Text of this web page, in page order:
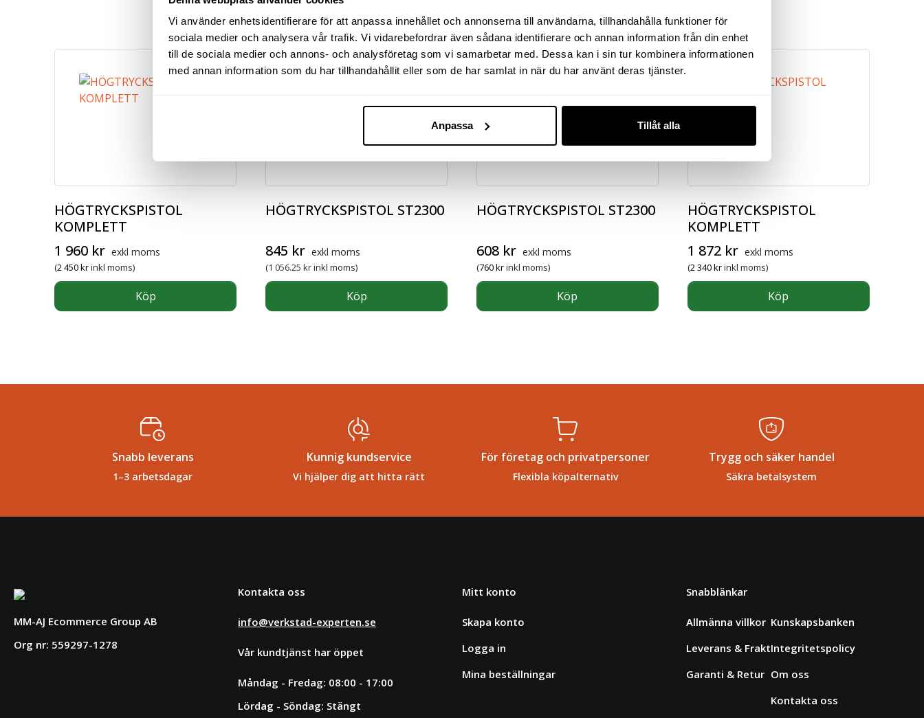
Vi använder enhetsidentifierare för att anpassa innehållet och annonserna till användarna, tillhandahålla funktioner för
sociala medier och analysera vår trafik. Vi vidarebefordrar även sådana identifierare och annan information från din enhet
till de sociala medier och annons- och analysföretag som vi samarbetar med. Dessa kan i sin tur kombinera informationen
med annan information som du har tillhandahållit eller som de har samlat in när du har använt deras tjänster.
Anpassa Tillåt alla
Relaterade produkter
HÖGTRYCKSPISTOL
KOMPLETT
1 960 kr exkl moms
(2 450krinkl moms)
Köp
HÖGTRYCKSPISTOL ST2300
Det ursprungliga priset var: 1 100 kr.
845 krDet nuvarande priset är: 845 kr.
exkl moms
(1 056.25krinkl moms)
Köp
HÖGTRYCKSPISTOL ST2300
608 kr exkl moms
(760krinkl moms)
Köp
HÖGTRYCKSPISTOL
KOMPLETT
1 872 kr exkl moms
(2 340krinkl moms)
Köp
Snabb leverans
1–3 arbetsdagar
Kunnig kundservice
Vi hjälper dig att hitta rätt
För företag och privatpersoner
Flexibla köpalternativ
Trygg och säker handel
Säkra betalsystem
MM-AJ Ecommerce Group AB
Org nr: 559297-1278
Kontakta oss
info@verkstad-experten.se
Vår kundtjänst har öppet
Måndag - Fredag: 08:00 - 17:00
Lördag - Söndag: Stängt
Mitt konto
Skapa konto
Logga in
Mina beställningar
Snabblänkar
Allmänna villkor
Leverans & Frakt
Garanti & Retur
Kunskapsbanken
Integritetspolicy
Om oss
Kontakta oss